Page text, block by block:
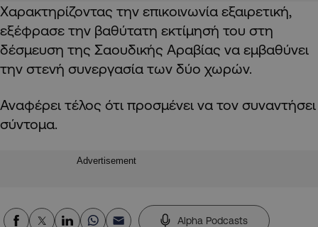
Χαρακτηρίζοντας την επικοινωνία εξαιρετική,
εξέφρασε την βαθύτατη εκτίμησή του στη
δέσμευση της Σαουδικής Αραβίας να εμβαθύνει
την στενή συνεργασία των δύο χωρών.
Αναφέρει τέλος ότι προσμένει να τον συναντήσει
σύντομα.
Advertisement
Alpha Podcasts